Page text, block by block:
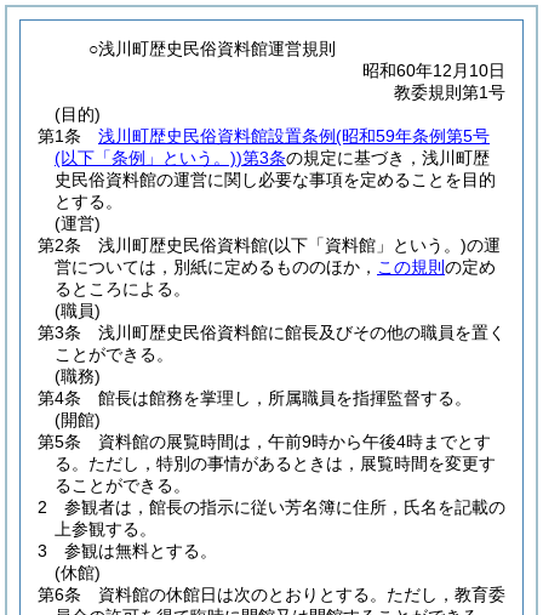
○浅川町歴史民俗資料館運営規則
昭和60年12月10日
教委規則第1号
(目的)
第1条
浅川町歴史民俗資料館設置条例(昭和59年条例第5号
(以下「条例」という。))第3条の規定に基づき，浅川町歴
史民俗資料館の運営に関し必要な事項を定めることを目的
とする。
(運営)
第2条
浅川町歴史民俗資料館(以下「資料館」という。)の運
営については，別紙に定めるもののほか， この規則 の定め
るところによる。
(職員)
第3条
浅川町歴史民俗資料館に館長及びその他の職員を置く
ことができる。
(職務)
第4条
館長は館務を掌理し，所属職員を指揮監督する。
(開館)
第5条
資料館の展覧時間は，午前9時から午後4時までとす
る。 ただし，特別の事情があるときは，展覧時間を変更す
ることができる。
2
参観者は，館長の指示に従い芳名簿に住所，氏名を記載の
上参観する。
3
参観は無料とする。
(休館)
第6条
資料館の休館日は次のとおりとする。 ただし，教育委